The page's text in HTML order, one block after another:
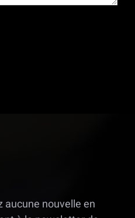
aucune nouvelle en